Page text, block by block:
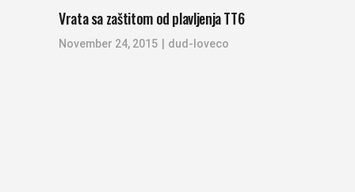
Vrata sa zaštitom od plavljenja TT6
November 24, 2015 dud-loveco